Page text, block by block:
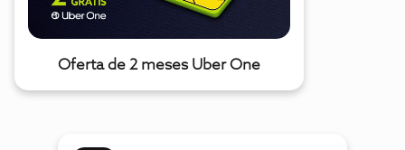
Oferta de 2 meses Uber One